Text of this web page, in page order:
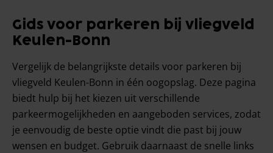
Gids voor parkeren bij vliegveld
Keulen-Bonn
Vergelijk de belangrijkste details voor parkeren bij
vliegveld Keulen-Bonn in één oogopslag. Deze pagina
biedt hulp bij het kiezen uit verschillende
parkeermogelijkheden en aangeboden services, zodat
je eenvoudig de beste optie vindt die past bij jouw
wensen en budget. Gebruik daarnaast de snelle links